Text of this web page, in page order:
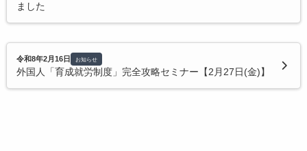
声かけでN3合格、面接段階で住居確保－鍛造メーカ
ました
令和8年2月16日 お知らせ
外国人「育成就労制度」完全攻略セミナー【2月27日(金)】